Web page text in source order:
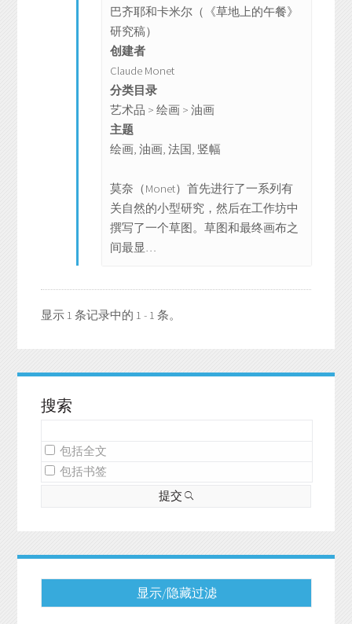
巴齐耶和卡米尔（《草地上的午餐》
研究稿）
创建者
Claude Monet
分类目录
艺术品 > 绘画 > 油画
主题
绘画, 油画, 法国, 竖幅
莫奈（Monet）首先进行了一系列有
关自然的小型研究，然后在工作坊中
撰写了一个草图。草图和最终画布之
间最显…
显示 1 条记录中的 1 - 1 条。
搜索
包括全文
包括书签
提交
显示/隐藏过滤